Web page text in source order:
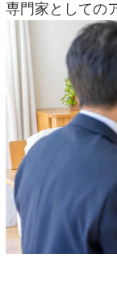
専門家としての